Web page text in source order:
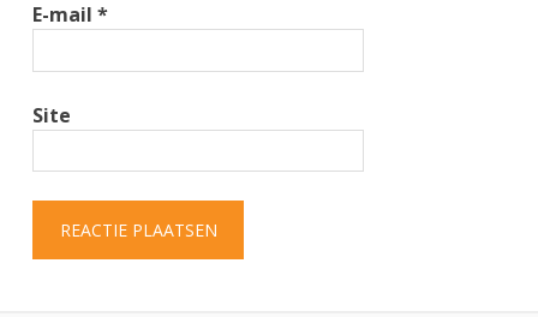
E-mail*
Site